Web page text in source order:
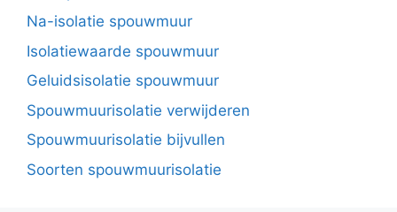
Na-isolatie spouwmuur
Isolatiewaarde spouwmuur
Geluidsisolatie spouwmuur
Spouwmuurisolatie verwijderen
Spouwmuurisolatie bijvullen
Soorten spouwmuurisolatie